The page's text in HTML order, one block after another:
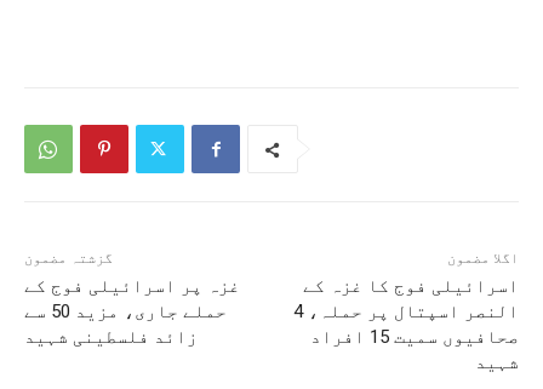
گزشتہ مضمون
غزہ پر اسرائیلی فوج کے
حملے جاری، مزید 50 سے
زائد فلسطینی شہید
اگلا مضمون
اسرائیلی فوج کا غزہ کے
النصر اسپتال پر حملہ، 4
صحافیوں سمیت 15 افراد
شہید